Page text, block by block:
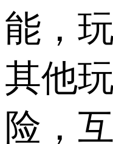
能，
其他
险，